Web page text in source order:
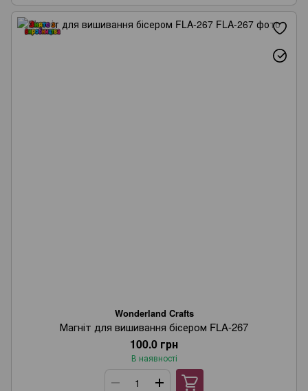
Wonderland Crafts
Магніт для вишивання бісером FLA-267
100.0 грн
В наявності